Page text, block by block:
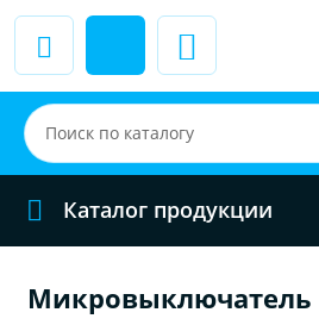
Каталог продукции
Микровыключатель